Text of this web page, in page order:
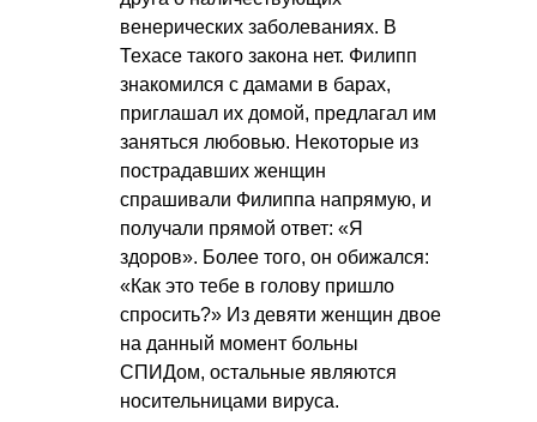
венерических заболеваниях. В
Техасе такого закона нет. Филипп
знакомился с дамами в барах,
приглашал их домой, предлагал им
заняться любовью. Некоторые из
пострадавших женщин
спрашивали Филиппа напрямую, и
получали прямой ответ: «Я
здоров». Более того, он обижался:
«Как это тебе в голову пришло
спросить?» Из девяти женщин двое
на данный момент больны
СПИДом, остальные являются
носительницами вируса.